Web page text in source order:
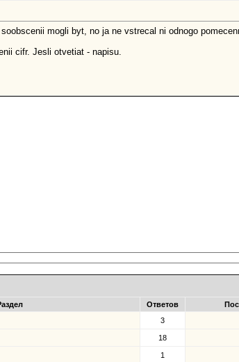
mogli byt, no ja ne vstrecal ni odnogo
cifr. Jesli otvetiat - napisu.
Ответов
3
18
1